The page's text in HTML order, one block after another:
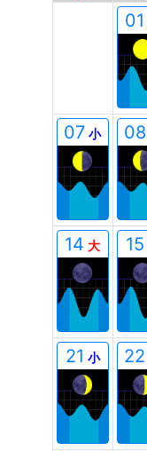
01
07 小 08
14 大 15
21 小 22